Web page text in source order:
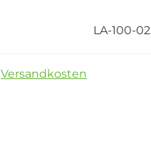
LA-100-
Versandkosten